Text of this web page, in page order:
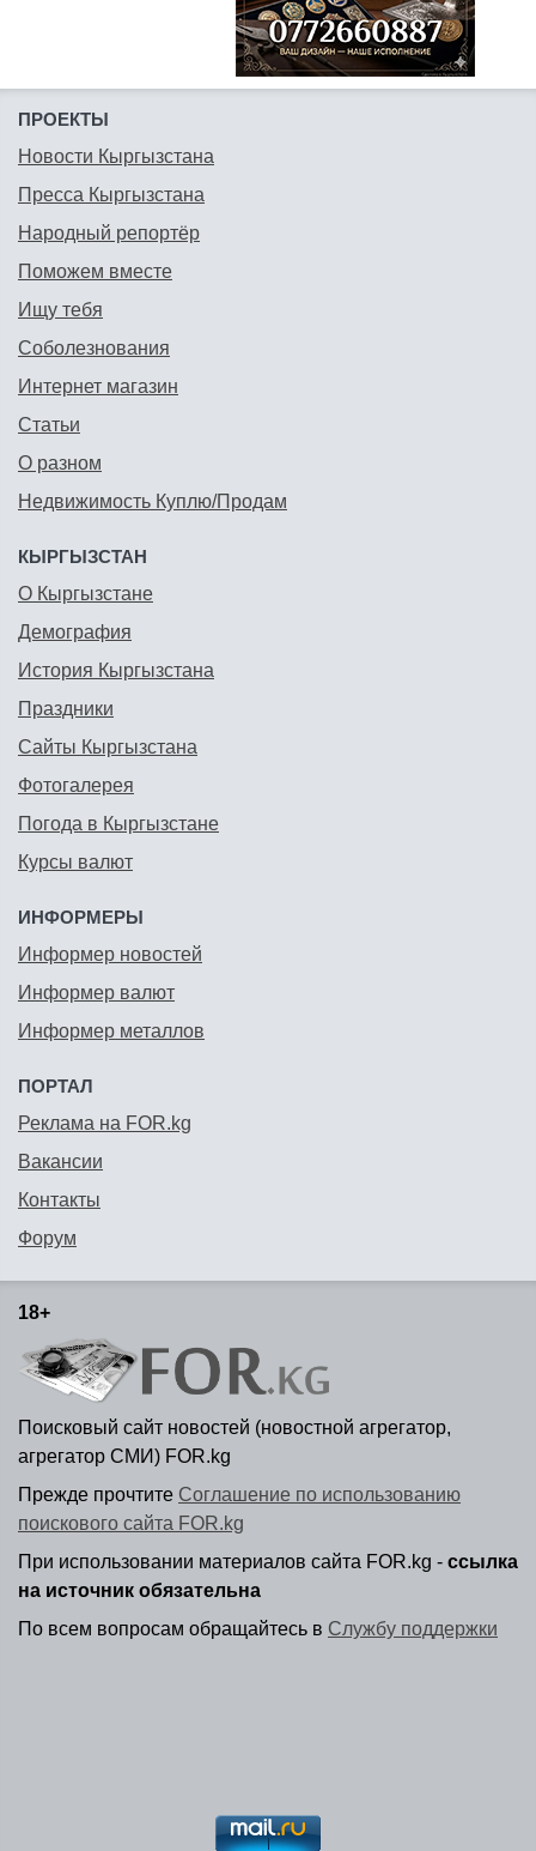
ПРОЕКТЫ
Новости Кыргызстана
Пресса Кыргызстана
Народный репортёр
Поможем вместе
Ищу тебя
Соболезнования
Интернет магазин
Статьи
О разном
Недвижимость Куплю/Продам
КЫРГЫЗСТАН
О Кыргызстане
Демография
История Кыргызстана
Праздники
Сайты Кыргызстана
Фотогалерея
Погода в Кыргызстане
Курсы валют
ИНФОРМЕРЫ
Информер новостей
Информер валют
Информер металлов
ПОРТАЛ
Реклама на FOR.kg
Вакансии
Контакты
Форум
18+
Поисковый сайт новостей (новостной агрегатор,
агрегатор СМИ) FOR.kg
Прежде прочтите Соглашение по использованию
поискового сайта FOR.kg
При использовании материалов сайта FOR.kg - ссылка
на источник обязательна
По всем вопросам обращайтесь в Службу поддержки